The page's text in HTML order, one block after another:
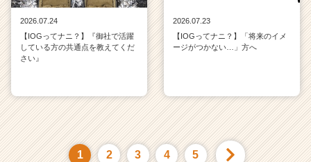
2026.07.24
【IOGってナニ？】『御社で活躍
している方の共通点を教えてくだ
さい』
2026.07.23
【IOGってナニ？】「将来のイメ
ージがつかない…」方へ
1 2 3 4 5